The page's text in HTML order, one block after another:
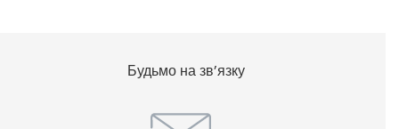
Будьмо на зв’язку